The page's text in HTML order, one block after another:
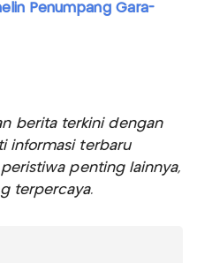
Penumpang Gara-
berita terkini dengan
informasi terbaru
penting lainnya,
terpercaya.